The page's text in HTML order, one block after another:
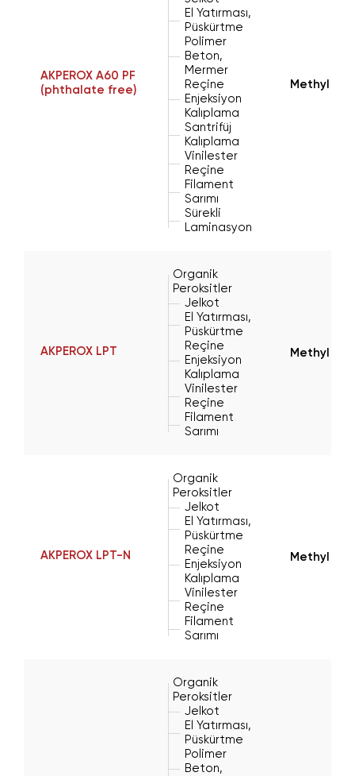
AKPEROX A60 PF
(phthalate free)
El Yatırması,
Püskürtme
Polimer
Beton,
Mermer
Reçine
Enjeksiyon
Kalıplama
Santrifüj
Kalıplama
Vinilester
Reçine
Filament
Sarımı
Sürekli
Laminasyon
Methyl
AKPEROX LPT
Organik
Peroksitler
Jelkot
El Yatırması,
Püskürtme
Reçine
Enjeksiyon
Kalıplama
Vinilester
Reçine
Filament
Sarımı
Methyl
AKPEROX LPT-N
Organik
Peroksitler
Jelkot
El Yatırması,
Püskürtme
Reçine
Enjeksiyon
Kalıplama
Vinilester
Reçine
Filament
Sarımı
Methyl
Organik
Peroksitler
Jelkot
El Yatırması,
Püskürtme
Polimer
Beton,